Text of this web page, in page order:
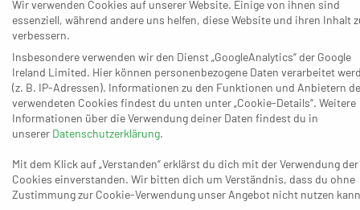
leiden hatte – vor allem Trainer Stephan Schwat, der seit
November außer Gefecht und erst seit Kurzem auf dem
Wege der Besserung ist. Im Oktober stand die
Mannschaft zum ersten Mal unter Quarantäne, ehe sie bei
der Rückkehr in den Spielbetrieb am 14. November einen
beachtlichen Sieg über die SG BBM Bietigheim erzielte
der EHV ab dem 5. Dezember mit drei Partien ohne
Niederlage abschloss – bevor der Dezember-Endspurt
Wir verwenden Cookies auf unserer Website. Einige von ihnen sind
essenziell, während andere uns helfen, diese Website und ihren Inhalt
verbessern.
Insbesondere verwenden wir den Dienst „GoogleAnalytics“ der Google
Ireland Limited. Hier können personenbezogene Daten verarbeitet
(z. B. IP-Adressen). Informationen zu den Funktionen und Anbietern
verwendeten Cookies findest du unten unter „Cookie-Details“. Weitere
Informationen über die Verwendung deiner Daten findest du in
unserer Datenschutzerklärung.
Mit dem Klick auf „Verstanden“ erklärst du dich mit der Verwendung der
Cookies einverstanden. Wir bitten dich um Verständnis, dass du ohne
Zustimmung zur Cookie-Verwendung unser Angebot nicht nutzen